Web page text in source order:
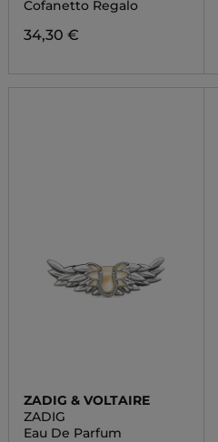
Cofanetto Regalo
34,30 €
ZADIG & VOLTAIRE
ZADIG
Eau De Parfum